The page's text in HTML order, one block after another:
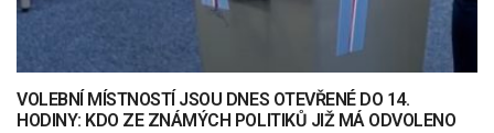
VOLEBNÍ MÍSTNOSTÍ JSOU DNES OTEVŘENÉ DO 14.
HODINY: KDO ZE ZNÁMÝCH POLITIKŮ JIŽ MÁ ODVOLENO